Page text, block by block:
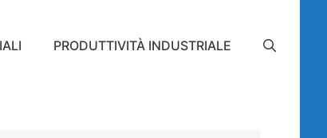
PRODUTTIVITÀ INDUSTRIALE